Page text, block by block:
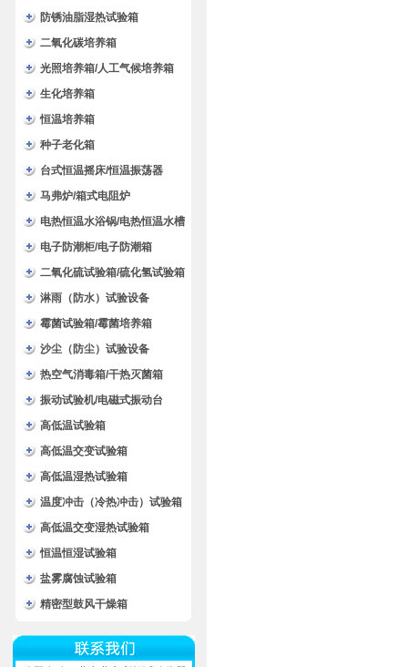
防锈油脂湿热试验箱
二氧化碳培养箱
光照培养箱/人工气候培养箱
生化培养箱
恒温培养箱
种子老化箱
台式恒温摇床/恒温振荡器
马弗炉/箱式电阻炉
电热恒温水浴锅/电热恒温水槽
电子防潮柜/电子防潮箱
二氧化硫试验箱/硫化氢试验箱
淋雨（防水）试验设备
霉菌试验箱/霉菌培养箱
沙尘（防尘）试验设备
热空气消毒箱/干热灭菌箱
振动试验机/电磁式振动台
高低温试验箱
高低温交变试验箱
高低温湿热试验箱
温度冲击（冷热冲击）试验箱
高低温交变湿热试验箱
恒温恒湿试验箱
盐雾腐蚀试验箱
精密型鼓风干燥箱